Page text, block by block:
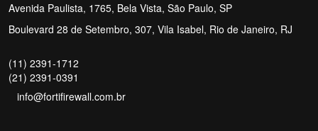
Avenida Paulista, 1765, Bela Vista, São Paulo, SP
Boulevard 28 de Setembro, 307, Vila Isabel, Rio de Janeiro, RJ
(11) 2391-1712
(21) 2391-0391
info@fortifirewall.com.br